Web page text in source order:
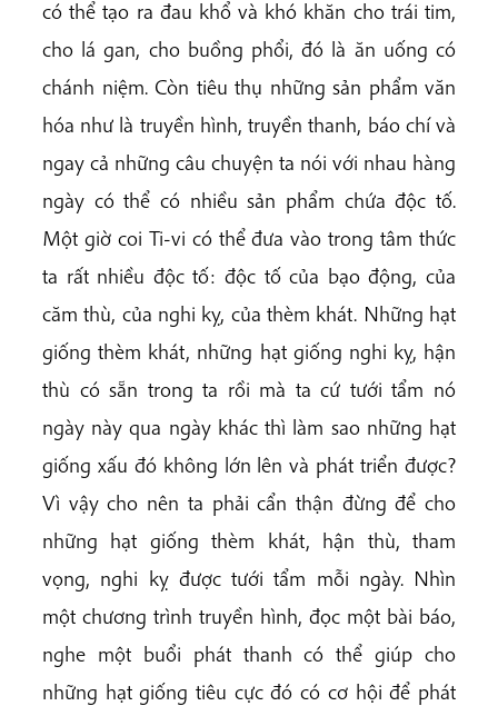
có thể tạo ra đau khổ và khó khăn cho trái tim,
cho lá gan, cho buồng phổi, đó là ăn uống có
chánh niệm. Còn tiêu thụ những sản phẩm văn
hóa như là truyền hình, truyền thanh, báo chí và
ngay cả những câu chuyện ta nói với nhau hàng
ngày có thể có nhiều sản phẩm chứa độc tố.
Một giờ coi Ti-vi có thể đưa vào trong tâm thức
ta rất nhiều độc tố: độc tố của bạo động, của
căm thù, của nghi kỵ, của thèm khát. Những hạt
giống thèm khát, những hạt giống nghi kỵ, hận
thù có sẵn trong ta rồi mà ta cứ tưới tẩm nó
ngày này qua ngày khác thì làm sao những hạt
giống xấu đó không lớn lên và phát triển được?
Vì vậy cho nên ta phải cẩn thận đừng để cho
những hạt giống thèm khát, hận thù, tham
vọng, nghi kỵ được tưới tẩm mỗi ngày. Nhìn
một chương trình truyền hình, đọc một bài báo,
nghe một buổi phát thanh có thể giúp cho
những hạt giống tiêu cực đó có cơ hội để phát